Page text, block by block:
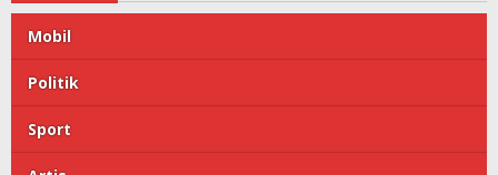
Mobil
Politik
Sport